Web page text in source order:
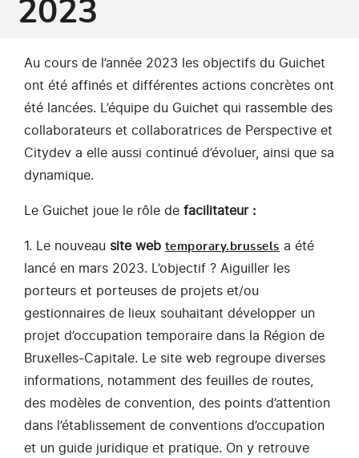
2023
Au cours de l’année 2023 les objectifs du Guichet
ont été affinés et différentes actions concrètes ont
été lancées. L’équipe du Guichet qui rassemble des
collaborateurs et collaboratrices de Perspective et
Citydev a elle aussi continué d’évoluer, ainsi que sa
dynamique.
Le Guichet joue le rôle de facilitateur :
1. Le nouveau site web temporary.brussels a été
lancé en mars 2023. L’objectif ? Aiguiller les
porteurs et porteuses de projets et/ou
gestionnaires de lieux souhaitant développer un
projet d’occupation temporaire dans la Région de
Bruxelles-Capitale. Le site web regroupe diverses
informations, notamment des feuilles de routes,
des modèles de convention, des points d’attention
dans l’établissement de conventions d’occupation
et un guide juridique et pratique. On y retrouve